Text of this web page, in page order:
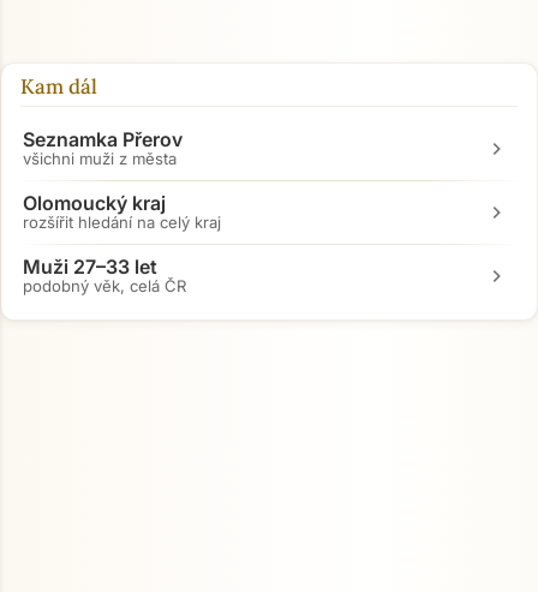
Kam dál
Seznamka Přerov
všichni muži z města chevron_right
Olomoucký kraj
rozšířit hledání na celý kraj chevron_right
Muži 27–33 let
podobný věk, celá ČR chevron_right